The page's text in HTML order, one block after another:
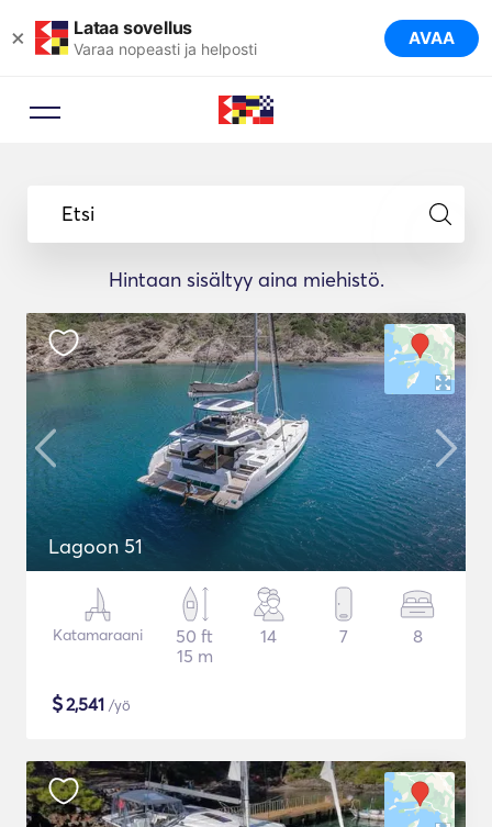
× Lataa sovellus
Varaa nopeasti ja helposti AVAA
Etsi
Hintaan sisältyy aina miehistö.
Lagoon 51
Katamaraani
50 ft
15 m
14 7 8
$2,541 /yö